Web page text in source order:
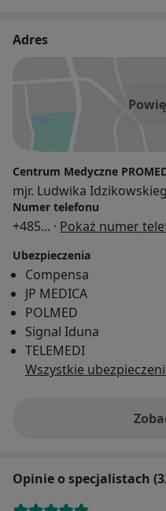
Adres
Centrum Medyczne
mjr. Ludwika
Numer telefonu
+485... · Pokaż numer
Ubezpieczenia
Compensa
JP MEDICA
POLMED
Signal Iduna
TELEMEDI
Wszystkie
Opinie o specjalistach